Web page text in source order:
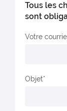
Tous les
sont
Votre
Objet